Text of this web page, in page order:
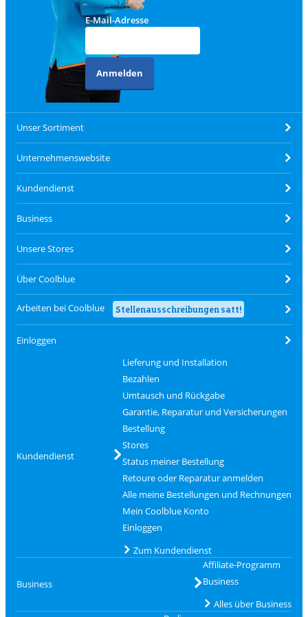
E-Mail-Adresse
Anmelden
Unser Sortiment
Unternehmenswebsite
Kundendienst
Business
Unsere Stores
Über Coolblue
Arbeiten bei Coolblue Stellenausschreibungen satt!
Einloggen
Kundendienst
Lieferung und Installation
Bezahlen
Umtausch und Rückgabe
Garantie, Reparatur und Versicherungen
Bestellung
Stores
Status meiner Bestellung
Retoure oder Reparatur anmelden
Alle meine Bestellungen und Rechnungen
Mein Coolblue Konto
Einloggen
Zum Kundendienst
Business
Affiliate-Programm
Business
Alles über Business